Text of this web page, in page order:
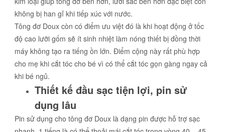
không bị han gỉ khi tiếp xúc với nước.
Tông đơ Doux còn có điểm ưu việt đó là khi hoạt động ở tốc
độ cao lưỡi gốm sẽ ít sinh nhiệt làm nóng thiết bị đồng thời
máy không tạo ra tiếng ồn lớn. Điểm cộng này rất phù hợp
cho mẹ khi cắt tóc cho bé vì có thể cắt tóc gọn gàng ngay cả
khi bé ngủ.
Thiết kế đầu sạc tiện lợi, pin sử
dụng lâu
Pin sử dụng cho tông đơ Doux là dạng pin được hỗ trợ sạc